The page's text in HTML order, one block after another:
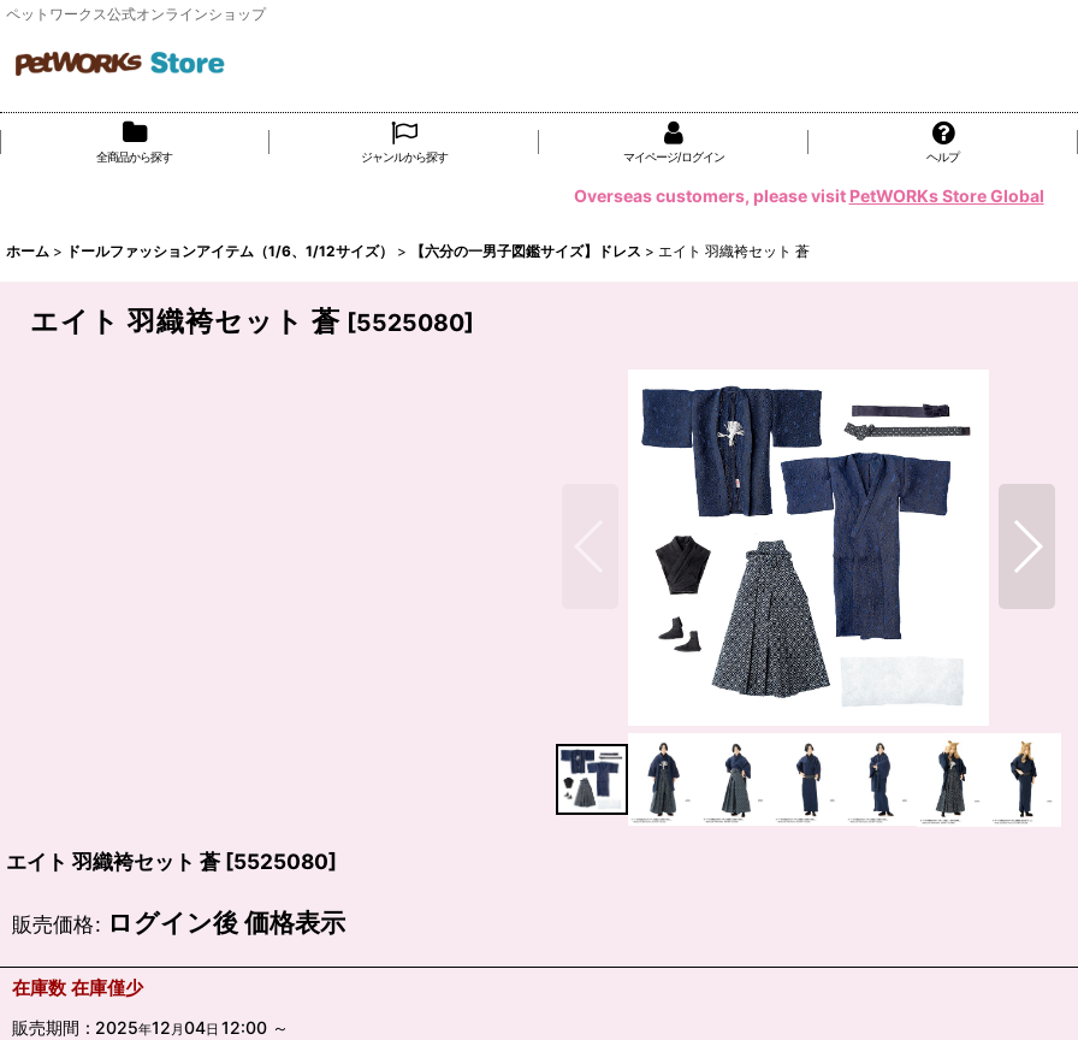
ペットワークス公式オンラインショップ
全商品から探す ジャンルから探す マイページ/ログイン ヘルプ
Overseas customers, please visit PetWORKs Store Global
ホーム > ドールファッションアイテム（1/6、1/12サイズ） > 【六分の一男子図鑑サイズ】ドレス > エイト 羽織袴セット 蒼
エイト 羽織袴セット 蒼 [5525080]
エイト 羽織袴セット 蒼 [5525080]
販売価格: ログイン後 価格表示
在庫数 在庫僅少
販売期間 : 2025年12 月04日 12:00 ～